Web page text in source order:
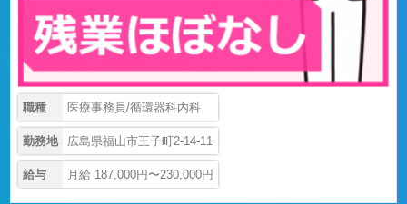
職種 医療事務員/循環器科内科
勤務地 広島県福山市王子町2-14-11
給与 月給 187,000円〜230,000円